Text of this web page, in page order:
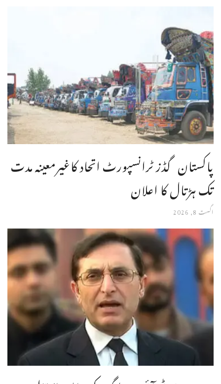
پاکستان گڈز ٹرانسپورٹ اتحاد کاغیرمعینہ مدت
تک ہڑتال کا اعلان
اگست 8, 2026